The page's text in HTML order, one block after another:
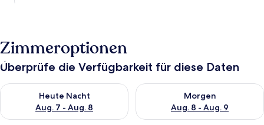
Zimmeroptionen
Überprüfe die Verfügbarkeit für diese Daten
Heute Nacht
Aug. 7 - Aug. 8
Überprüfe die Verfügbarkeit für heute Nacht, Aug. 7 - Aug. 8.
Morgen
Aug. 8 - Aug. 9
Überprüfe die Verfügbarkeit